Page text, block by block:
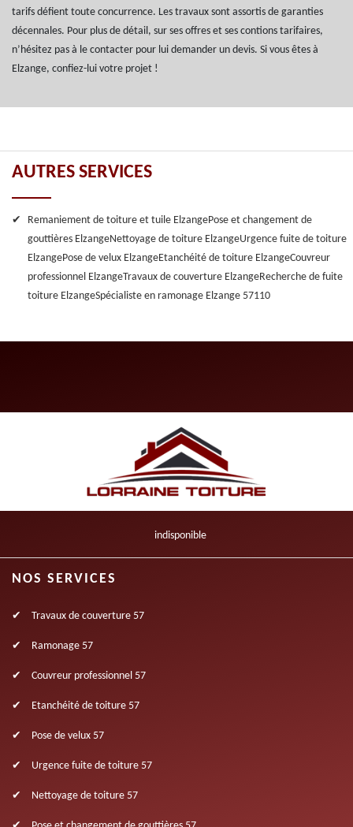
tarifs défient toute concurrence. Les travaux sont assortis de garanties
décennales. Pour plus de détail, sur ses offres et ses contions tarifaires,
n’hésitez pas à le contacter pour lui demander un devis. Si vous êtes à
Elzange, confiez-lui votre projet !
AUTRES SERVICES
Remaniement de toiture et tuile ElzangePose et changement de
gouttières ElzangeNettoyage de toiture ElzangeUrgence fuite de toiture
ElzangePose de velux ElzangeEtanchéité de toiture ElzangeCouvreur
professionnel ElzangeTravaux de couverture ElzangeRecherche de fuite
toiture ElzangeSpécialiste en ramonage Elzange 57110
indisponible
NOS SERVICES
Travaux de couverture 57
Ramonage 57
Couvreur professionnel 57
Etanchéité de toiture 57
Pose de velux 57
Urgence fuite de toiture 57
Nettoyage de toiture 57